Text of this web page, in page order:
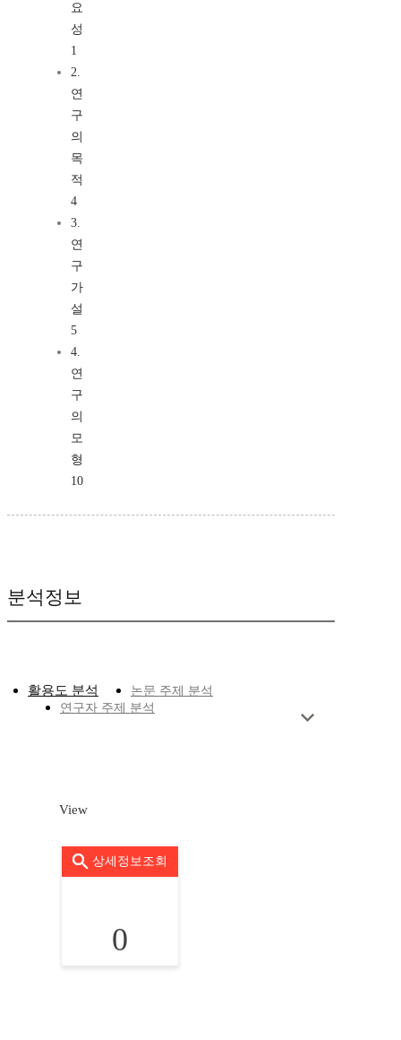
요
성
1
2.
연
구
의
목
적
4
3.
연
구
가
설
5
4.
연
구
의
모
형
10
분석정보
활용도 분석
논문 주제 분석
연구자 주제 분석
View
상세정보조회
0